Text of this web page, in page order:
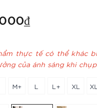
thực tế có thể khác
của ánh sáng khi
M+ L L+ XL